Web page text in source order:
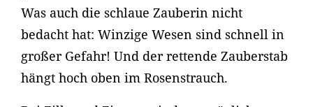
Was auch die schlaue Zauberin nicht
bedacht hat: Winzige Wesen sind schnell in
großer Gefahr! Und der rettende Zauberstab
hängt hoch oben im Rosenstrauch.